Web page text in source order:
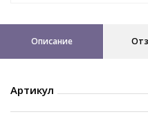
Описание
Артикул